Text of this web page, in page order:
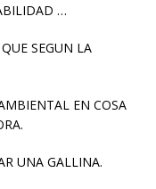
…
SEGUN LA
EN COSA
UNA GALLINA.